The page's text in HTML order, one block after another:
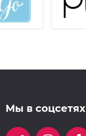
Мы в соцсетях